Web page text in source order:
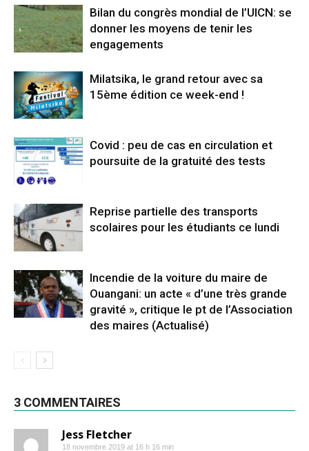
Bilan du congrès mondial de l’UICN: se
donner les moyens de tenir les
engagements
Milatsika, le grand retour avec sa
15ème édition ce week-end !
Covid : peu de cas en circulation et
poursuite de la gratuité des tests
Reprise partielle des transports
scolaires pour les étudiants ce lundi
Incendie de la voiture du maire de
Ouangani: un acte « d’une très grande
gravité », critique le pt de l’Association
des maires (Actualisé)
3 COMMENTAIRES
Jess Fletcher
18 novembre 2019 at 16 h 16 min